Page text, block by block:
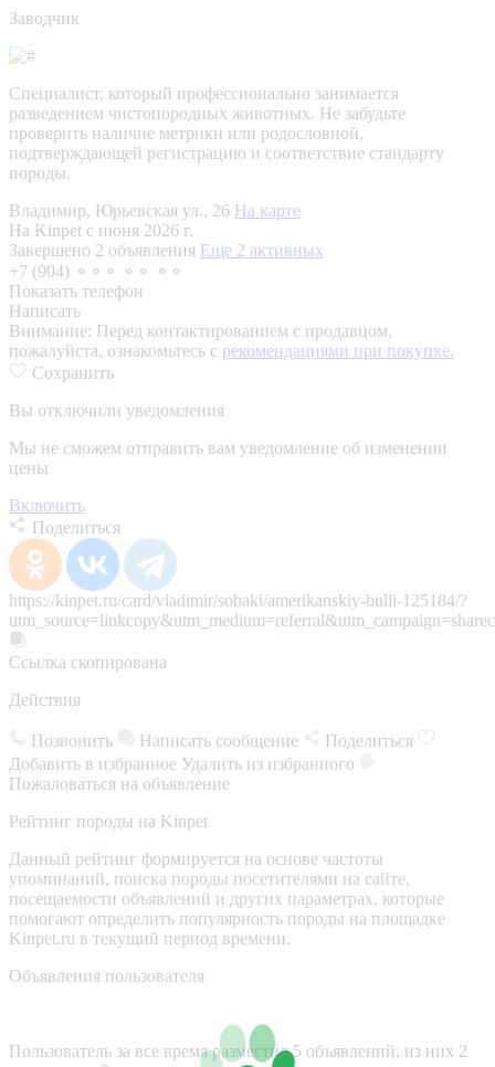
Заводчик
Специалист, который профессионально занимается
разведением чистопородных животных. Не забудьте
проверить наличие метрики или родословной,
подтверждающей регистрацию и соответствие стандарту
породы.
Владимир, Юрьевская ул., 26 На карте
На Kinpet c июня 2026 г.
Завершено 2 объявления Еще 2 активных
+7 (904) ⚬⚬⚬ ⚬⚬ ⚬⚬
Показать телефон
Написать
Внимание: Перед контактированием с продавцом,
пожалуйста, ознакомьтесь с рекомендациями при покупке.
Сохранить
Вы отключили уведомления
Мы не сможем отправить вам уведомление об изменении
цены
Включить
Поделиться
https://kinpet.ru/card/vladimir/sobaki/amerikanskiy-bulli-125184/?
Ссылка скопирована
Действия
Позвонить Написать сообщение
Поделиться
Добавить в избранное Удалить из избранного
Пожаловаться на объявление
Рейтинг породы на Kinpet
Данный рейтинг формируется на основе частоты
упоминаний, поиска породы посетителями на сайте,
посещаемости объявлений и других параметрах, которые
помогают определить популярность породы на площадке
Kinpet.ru в текущий период времени.
Объявления пользователя
Пользователь за все время разместил 5 объявлений, из них 2